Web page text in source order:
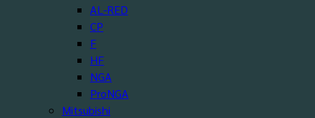
AL-RED
CP
F
HF
NGA
ProNGA
Mitsubishi